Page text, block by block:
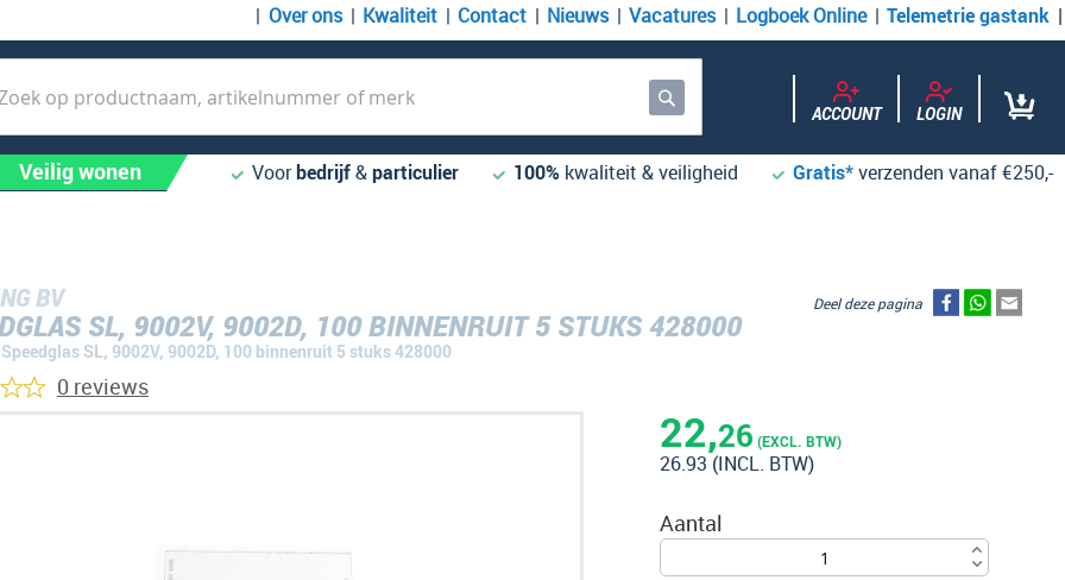
Over ons Kwaliteit Contact Nieuws Vacatures Logboek Online Telemetrie gastank
Zoek ACCOUNT LOGIN
Veilig wonen Voorbedrijf&particulier 100% kwaliteit & veiligheid Gratis*verzenden vanaf €250,-
BV
SL, 9002V, 9002D, 100 BINNENRUIT 5 STUKS 428000
Speedglas SL, 9002V, 9002D, 100 binnenruit 5 stuks 428000
22,26 (EXCL. BTW)
26.93 (INCL. BTW)
Aantal
Deel deze pagina
0 reviews